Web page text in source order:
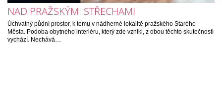
NAD PRAŽSKÝMI STŘECHAMI
Úchvatný půdní prostor, k tomu v nádherné lokalitě pražského Starého
Města. Podoba obytného interiéru, který zde vznikl, z obou těchto skutečností
vychází. Nechává…